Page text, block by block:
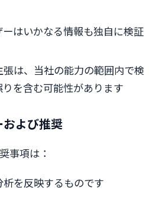
はいかなる情報も独自に検証
は、当社の能力の範囲内で検
を含む可能性があります
よび推奨
事項は：
を反映するものです